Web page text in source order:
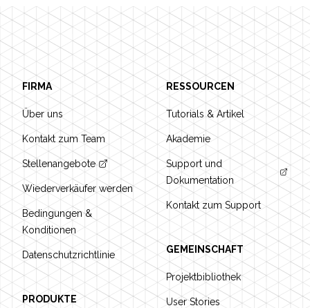
Footer
FIRMA
Über uns
Kontakt zum Team
Stellenangebote
Wiederverkäufer werden
Bedingungen &
Konditionen
Datenschutzrichtlinie
PRODUKTE
RESSOURCEN
Tutorials & Artikel
Akademie
Support und
Dokumentation
Kontakt zum Support
GEMEINSCHAFT
Projektbibliothek
User Stories